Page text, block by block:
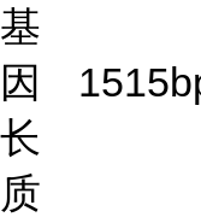
基
因
长
质